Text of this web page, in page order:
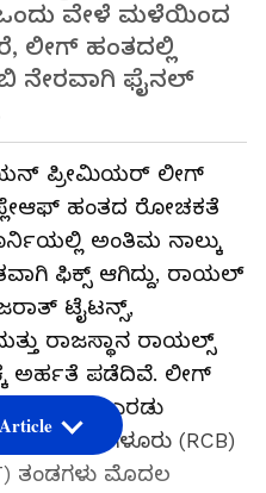
ವೇಳೆ ಮಳೆಯಿಂದ
ಲೀಗ್ ಹಂತದಲ್ಲಿ
ನೇರವಾಗಿ ಫೈನಲ್
ಪ್ರೀಮಿಯರ್ ಲೀಗ್
ಹಂತದ ರೋಚಕತೆ
ಅಂತಿಮ ನಾಲ್ಕು
ಫಿಕ್ಸ್‌ ಆಗಿದ್ದು, ರಾಯಲ್
ಟೈಟನ್ಸ್,
ರಾಜಸ್ಥಾನ ರಾಯಲ್ಸ್
ಅರ್ಹತೆ ಪಡೆದಿವೆ. ಲೀಗ್
ಅಗ್ರ ಎರಡು
ಬೆಂಗಳೂರು (RCB)
ತಂಡಗಳು ಮೊದಲ